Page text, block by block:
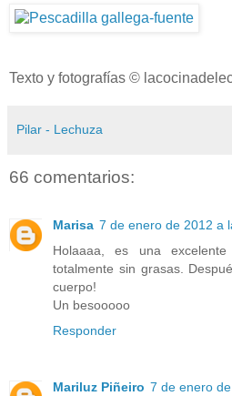
Texto y fotografías ©
Pilar - Lechuza
66 comentarios:
Marisa 7 de enero de 2012 a
Holaaaa, es una
totalmente sin grasas.
cuerpo!
Un besooooo
Responder
Mariluz Piñeiro 7 de enero